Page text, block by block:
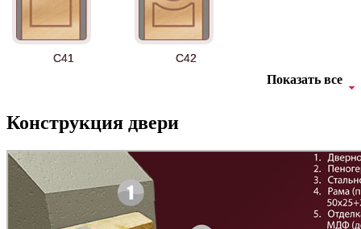
Б-35 3
БНТ БУК БАВАРИЯ
C41 C42
Показать все
Конструкция двери